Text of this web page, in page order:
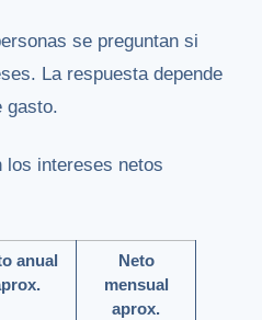
se preguntan si
La respuesta depende
gasto.
los intereses netos
anual
Neto
mensual
aprox.